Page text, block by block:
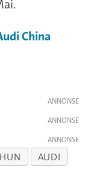
China
AUDI